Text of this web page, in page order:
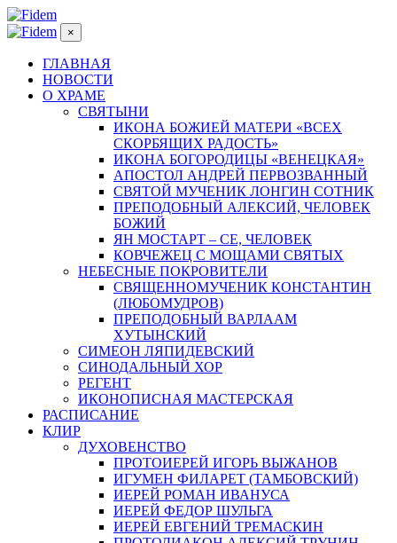
×
ГЛАВНАЯ
НОВОСТИ
О ХРАМЕ
СВЯТЫНИ
ИКОНА БОЖИЕЙ МАТЕРИ «ВСЕХ
СКОРБЯЩИХ РАДОСТЬ»
ИКОНА БОГОРОДИЦЫ «ВЕНЕЦКАЯ»
АПОСТОЛ АНДРЕЙ ПЕРВОЗВАННЫЙ
СВЯТОЙ МУЧЕНИК ЛОНГИН СОТНИК
ПРЕПОДОБНЫЙ АЛЕКСИЙ, ЧЕЛОВЕК
БОЖИЙ
ЯН МОСТАРТ – СЕ, ЧЕЛОВЕК
КОВЧЕЖЕЦ С МОЩАМИ СВЯТЫХ
НЕБЕСНЫЕ ПОКРОВИТЕЛИ
СВЯЩЕННОМУЧЕНИК КОНСТАНТИН
(ЛЮБОМУДРОВ)
ПРЕПОДОБНЫЙ ВАРЛААМ
ХУТЫНСКИЙ
СИМЕОН ЛЯПИДЕВСКИЙ
СИНОДАЛЬНЫЙ ХОР
РЕГЕНТ
ИКОНОПИСНАЯ МАСТЕРСКАЯ
РАСПИСАНИЕ
КЛИР
ДУХОВЕНСТВО
ПРОТОИЕРЕЙ ИГОРЬ ВЫЖАНОВ
ИГУМЕН ФИЛАРЕТ (ТАМБОВСКИЙ)
ИЕРЕЙ РОМАН ИВАНУСА
ИЕРЕЙ ФЕДОР ШУЛЬГА
ИЕРЕЙ ЕВГЕНИЙ ТРЕМАСКИН